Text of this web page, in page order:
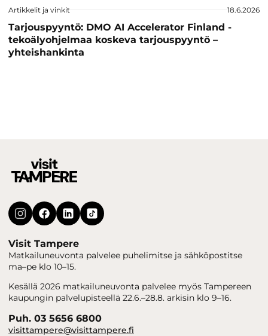
Artikkelit ja vinkit 18.6.2026
Tarjouspyyntö: DMO AI Accelerator Finland -
tekoälyohjelmaa koskeva tarjouspyyntö –
yhteishankinta
Visit Tampere
Matkailuneuvonta palvelee puhelimitse ja sähköpostitse
ma–pe klo 10–15.
Kesällä 2026 matkailuneuvonta palvelee myös Tampereen
kaupungin palvelupisteellä 22.6.–28.8. arkisin klo 9–16.
Puh. 03 5656 6800
visittampere@visittampere.fi